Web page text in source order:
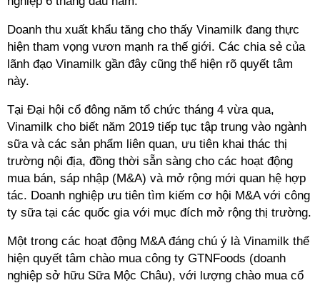
Doanh thu xuất khẩu tăng cho thấy Vinamilk đang thực
hiện tham vọng vươn mạnh ra thế giới. Các chia sẻ của
lãnh đạo Vinamilk gần đây cũng thể hiện rõ quyết tâm
này.
Tại Đại hội cổ đông năm tổ chức tháng 4 vừa qua,
Vinamilk cho biết năm 2019 tiếp tục tập trung vào ngành
sữa và các sản phẩm liên quan, ưu tiên khai thác thị
trường nội địa, đồng thời sẵn sàng cho các hoạt động
mua bán, sáp nhập (M&A) và mở rộng mới quan hệ hợp
tác. Doanh nghiệp ưu tiên tìm kiếm cơ hội M&A với công
ty sữa tại các quốc gia với mục đích mở rộng thị trường.
Một trong các hoạt động M&A đáng chú ý là Vinamilk thể
hiện quyết tâm chào mua công ty GTNFoods (doanh
nghiệp sở hữu Sữa Mộc Châu), với lượng chào mua cổ